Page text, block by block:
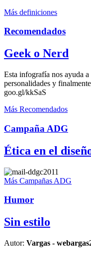
Más definiciones
Recomendados
Geek o Nerd
Esta infografía nos ayuda
personalidades y
goo.gl/kkSaS
Más Recomendados
Campaña ADG
Ética en el
Más Campañas ADG
Humor
Sin estilo
Autor: Vargas -